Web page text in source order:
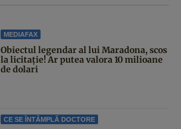
MEDIAFAX
Obiectul legendar al lui Maradona, scos
la licitație! Ar putea valora 10 milioane
de dolari
CE SE ÎNTÂMPLĂ DOCTORE